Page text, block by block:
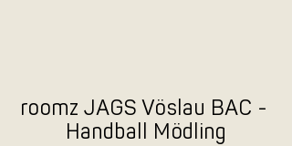
roomz JAGS Vöslau BAC -
Handball Mödling